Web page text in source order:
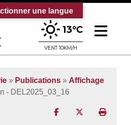
Bienvenue sur le site officiel de la
13°C
VENT 10KM/H
» Publications » Affichage
- DEL2025_03_16
Partager surPartager sur
une langue